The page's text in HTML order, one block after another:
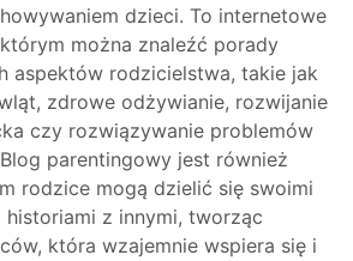
dzieci. To internetowe
można znaleźć porady
aspektów rodzicielstwa, takie jak
zdrowe odżywianie, rozwijanie
czy rozwiązywanie problemów
parentingowy jest również
rodzice mogą dzielić się swoimi
z innymi, tworząc
która wzajemnie wspiera się i